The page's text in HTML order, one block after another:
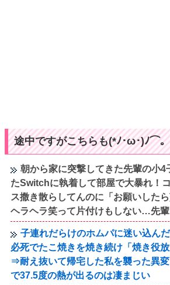
途中ですがこちらも(*ﾉ･ω･)ﾉ⌒
朝から家に突撃してきた先輩の小4
たSwitchに執着して部屋で大暴れ！
ス撒き散らしてんのに「お願いした
ヘラヘラ笑って片付けもしない…先
子連れだらけのホムパに迷い込ん
必死でたこ焼きを焼き続け「焼き役
⇒耐え抜いて帰宅した私を襲った異
で37.5度の熱が出るのは凄まじい